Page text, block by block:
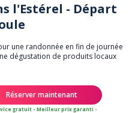
l'Estérel - Départ
une randonnée en fin de journée
dégustation de produits locaux
Réserver maintenant
gratuit - Meilleur prix garanti -